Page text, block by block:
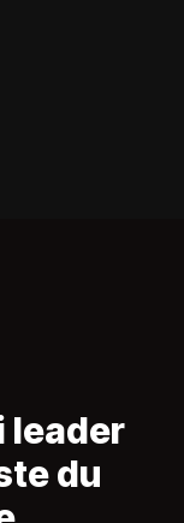
leader
du